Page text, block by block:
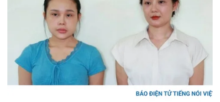
Tư vấn luật
Việt Nam
Phân tích